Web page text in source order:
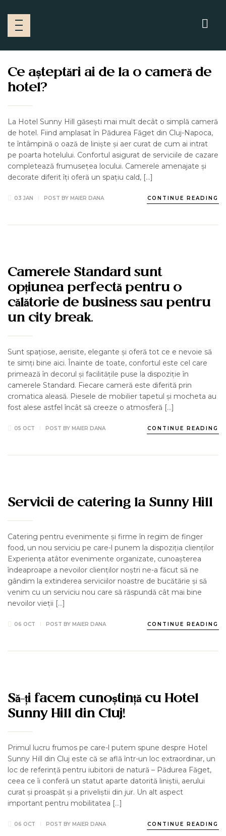
Ce așteptări ai de la o cameră de
hotel?
La Hotel Sunny Hill găsești mai mult decât o simplă cameră
de hotel. Fiind amplasat în Pădurea Făget din Cluj-Napoca,
te întâmpină o oază de liniște și aer curat de cum ai intrat
pe poarta hotelului. Confortul asigurat de serviciile de cazare
completează frumusețea locului. Camerele amenajate și
decorate diferit îți oferă un spațiu cald, […]
03 JAN POST BY MAIER DANA CONTINUE READING
Camerele Standard sunt
opțiunea perfectă pentru o
călătorie de business sau pentru
un city break.
Sunt spațiose, aerisite, elegante și oferă tot ce e nevoie să
te simți bine aici. Înainte de toate, confortul este cel care
primează în decorul și facilitățile puse la dispoziție în
camerele Standard. Fiecare cameră este diferită prin
cromatica aleasă. Piesele de mobilier tapetul și mocheta au
fost alese astfel încât să creeze o atmosferă […]
05 OCT POST BY MAIER DANA CONTINUE READING
Servicii de catering la Sunny Hill
Catering pentru evenimente și firme în regim de finger
food, un nou serviciu pe care-l punem la dispoziția clienților
Experiența atâtor evenimente organizate, cunoașterea
îndeaproape a nevoilor clienților noștri ne-a făcut să ne
gândim la extinderea serviciilor noastre de bucătărie și să
venim cu un serviciu nou care să răspundă cât mai bine
nevoilor vieții […]
06 OCT POST BY MAIER DANA CONTINUE READING
Să-ți facem cunoștință cu Hotel
Sunny Hill din Cluj!
Primul lucru frumos pe care-l putem spune despre Hotel
Sunny Hill din Cluj este că se află într-un loc extraordinar, un
loc de referință pentru iubitorii de natură – Pădurea Făget,
ceea ce îi conferă un statut aparte datorită liniștii, aerului
curat și proaspăt și a priveliștii din jur. Un alt aspect
important pentru mobilitatea […]
06 OCT POST BY MAIER DANA CONTINUE READING